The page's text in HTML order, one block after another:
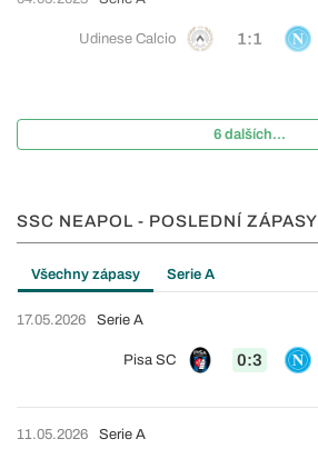
Udinese Calcio 1:1
6 dalších...
SSC NEAPOL - POSLEDNÍ ZÁPASY
Všechny zápasy Serie A
17.05.2026
Pisa SC 0:3
Serie A
11.05.2026 Serie A